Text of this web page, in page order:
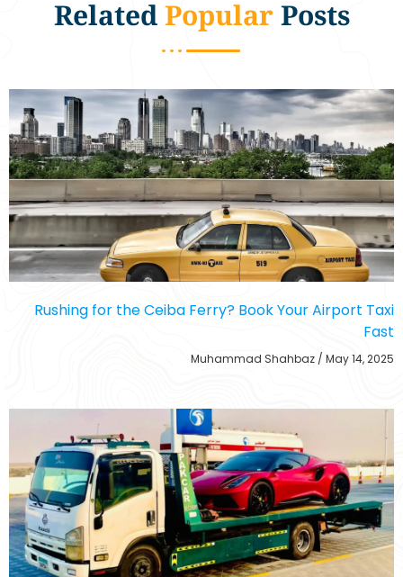
RelatedPopularPosts
Rushing for the Ceiba Ferry? Book Your Airport Taxi
Fast
Muhammad Shahbaz May 14, 2025